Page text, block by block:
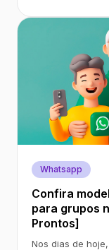
Whatsapp
Confira
para grupos
Prontos]
Nos dias de